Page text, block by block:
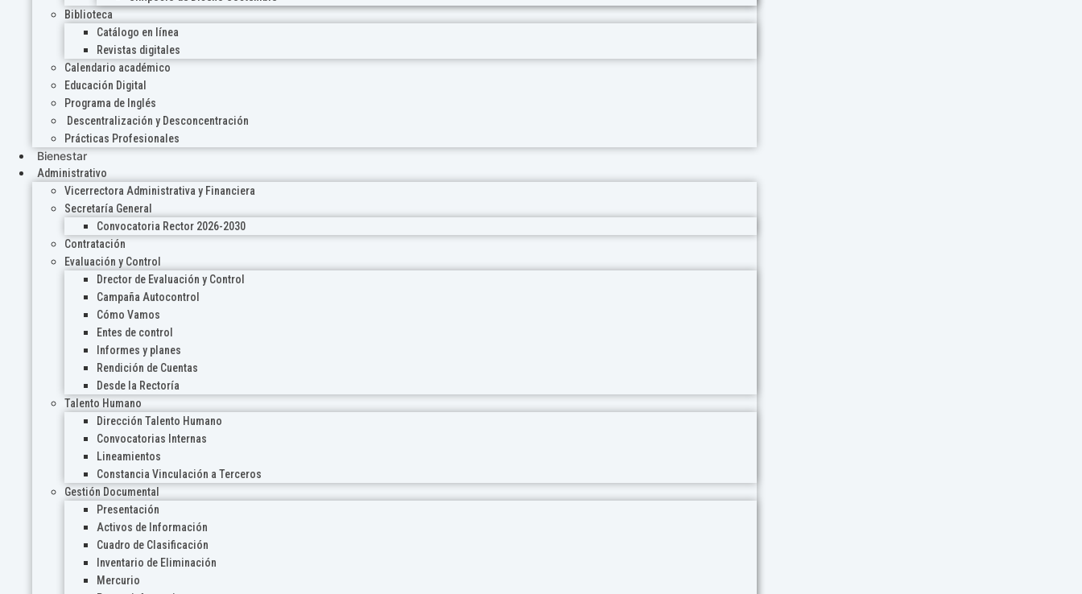
Biblioteca
Catálogo en línea
Revistas digitales
Calendario académico
Educación Digital
Programa de Inglés
Descentralización y Desconcentración
Prácticas Profesionales
Bienestar
Administrativo
Vicerrectora Administrativa y Financiera
Secretaría General
Convocatoria Rector 2026-2030
Contratación
Evaluación y Control
Drector de Evaluación y Control
Campaña Autocontrol
Cómo Vamos
Entes de control
Informes y planes
Rendición de Cuentas
Desde la Rectoría
Talento Humano
Dirección Talento Humano
Convocatorias Internas
Lineamientos
Constancia Vinculación a Terceros
Gestión Documental
Presentación
Activos de Información
Cuadro de Clasificación
Inventario de Eliminación
Mercurio